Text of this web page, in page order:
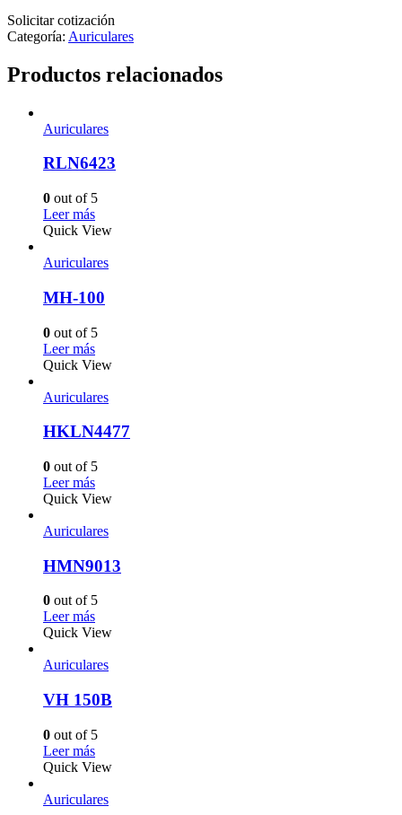
Solicitar cotización
Categoría: Auriculares
Productos relacionados
Auriculares
RLN6423
0 out of 5
Leer más
Quick View
Auriculares
MH-100
0 out of 5
Leer más
Quick View
Auriculares
HKLN4477
0 out of 5
Leer más
Quick View
Auriculares
HMN9013
0 out of 5
Leer más
Quick View
Auriculares
VH 150B
0 out of 5
Leer más
Quick View
Auriculares